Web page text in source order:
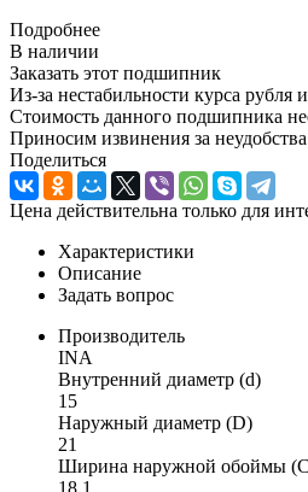
Подробнее
В наличии
Заказать этот подшипник
Из-за нестабильности курса
Стоимость данного подшипника
Приносим извинения за
Поделиться
Цена действительна только для
Характеристики
Описание
Задать вопрос
Производитель
INA
Внутренний диаметр (d)
15
Наружный диаметр (D)
21
Ширина наружной обоймы
18.1